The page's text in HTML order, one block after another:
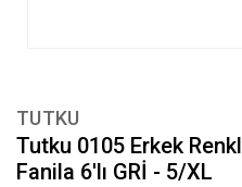
TUTKU
Tutku 0105 Erkek
Fanila 6'lı GRİ - 5/XL